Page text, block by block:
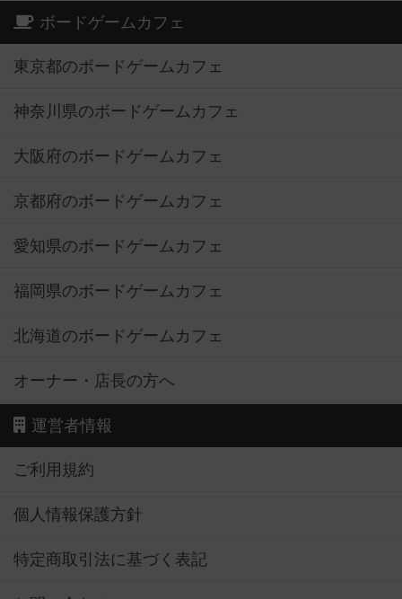
ボードゲームカフェ
東京都のボードゲームカフェ
神奈川県のボードゲームカフェ
大阪府のボードゲームカフェ
京都府のボードゲームカフェ
愛知県のボードゲームカフェ
福岡県のボードゲームカフェ
北海道のボードゲームカフェ
オーナー・店長の方へ
運営者情報
ご利用規約
個人情報保護方針
特定商取引法に基づく表記